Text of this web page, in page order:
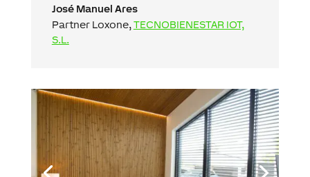
José Manuel Ares
Partner Loxone, TECNOBIENESTAR IOT,
S.L.